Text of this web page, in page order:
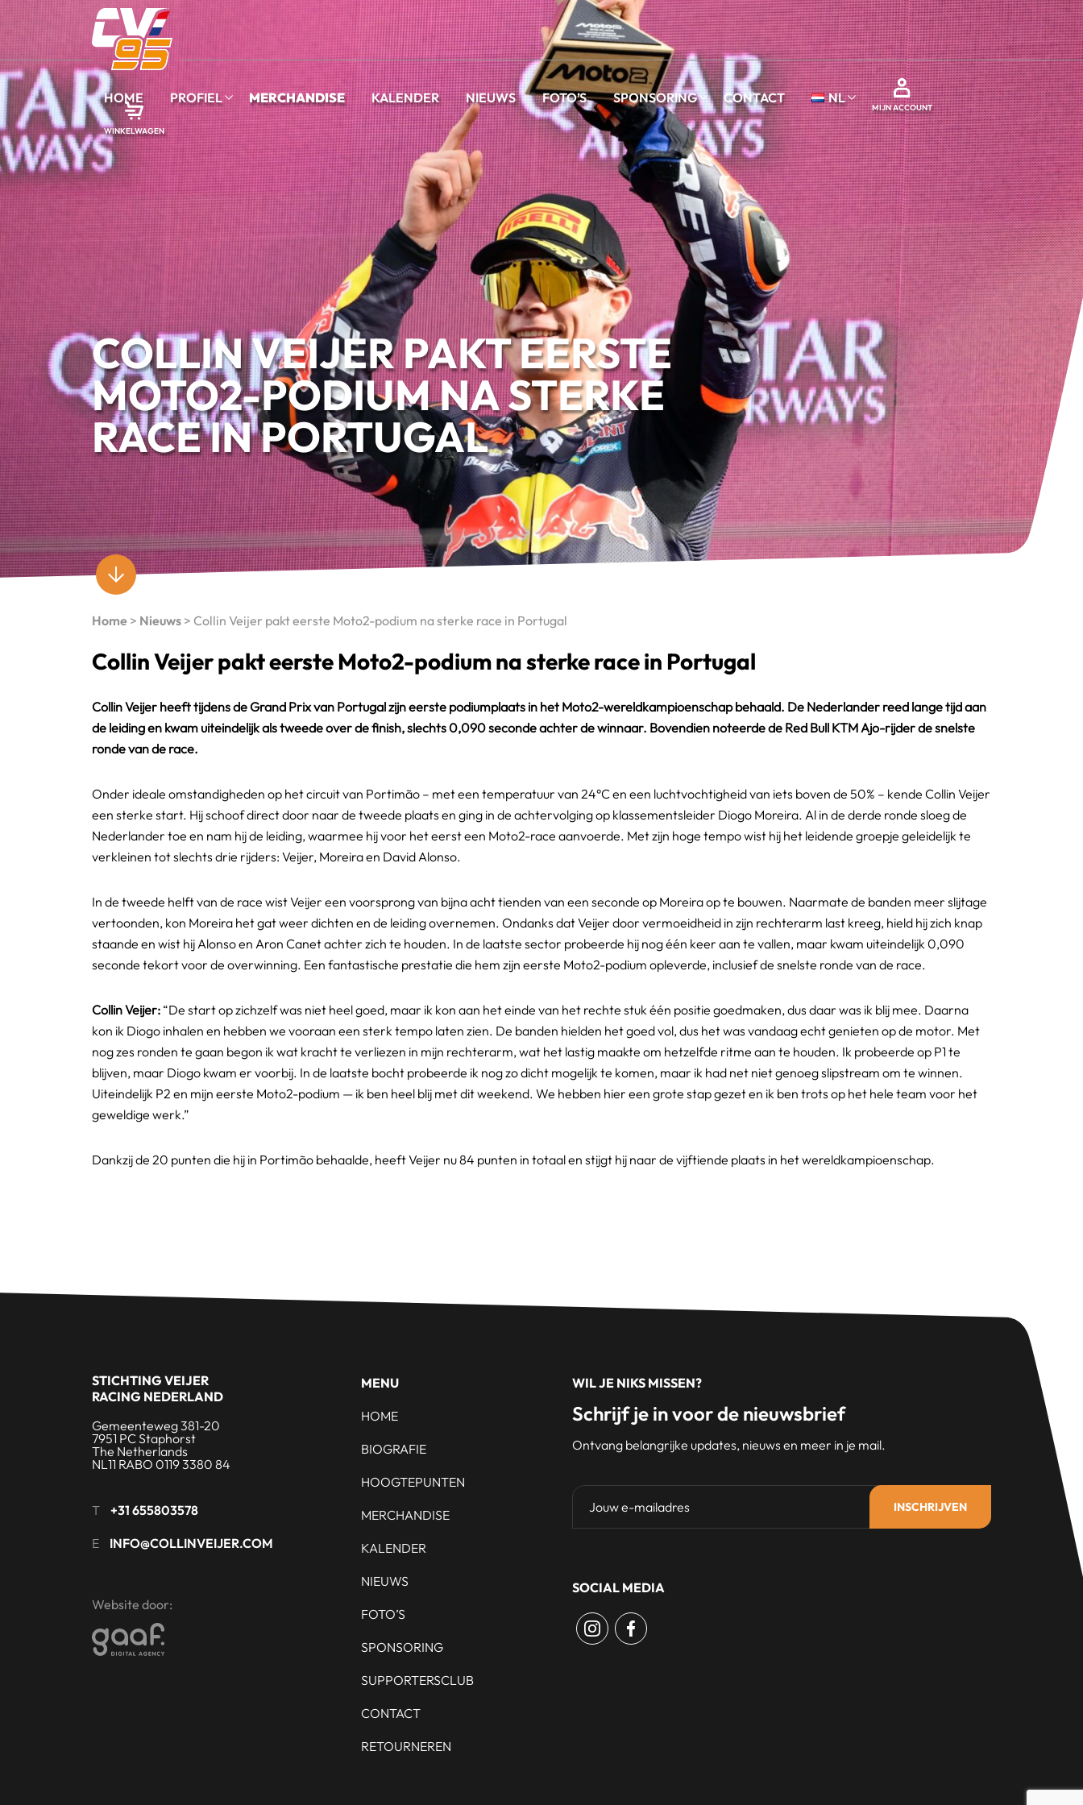
HOME PROFIEL MERCHANDISE KALENDER NIEUWS FOTO’S SPONSORING CONTACT NL
MIJN ACCOUNT
WINKELWAGEN
COLLIN VEIJER PAKT EERSTE
MOTO2-PODIUM NA STERKE
RACE IN PORTUGAL
Home > Nieuws > Collin Veijer pakt eerste Moto2-podium na sterke race in Portugal
Collin Veijer pakt eerste Moto2-podium na sterke race in Portugal
Collin Veijer heeft tijdens de Grand Prix van Portugal zijn eerste podiumplaats in het Moto2-wereldkampioenschap behaald. De Nederlander reed lange tijd aan
de leiding en kwam uiteindelijk als tweede over de finish, slechts 0,090 seconde achter de winnaar. Bovendien noteerde de Red Bull KTM Ajo-rijder de snelste
ronde van de race.
Onder ideale omstandigheden op het circuit van Portimão – met een temperatuur van 24°C en een luchtvochtigheid van iets boven de 50% – kende Collin Veijer
een sterke start. Hij schoof direct door naar de tweede plaats en ging in de achtervolging op klassementsleider Diogo Moreira. Al in de derde ronde sloeg de
Nederlander toe en nam hij de leiding, waarmee hij voor het eerst een Moto2-race aanvoerde. Met zijn hoge tempo wist hij het leidende groepje geleidelijk te
verkleinen tot slechts drie rijders: Veijer, Moreira en David Alonso.
In de tweede helft van de race wist Veijer een voorsprong van bijna acht tienden van een seconde op Moreira op te bouwen. Naarmate de banden meer slijtage
vertoonden, kon Moreira het gat weer dichten en de leiding overnemen. Ondanks dat Veijer door vermoeidheid in zijn rechterarm last kreeg, hield hij zich knap
staande en wist hij Alonso en Aron Canet achter zich te houden. In de laatste sector probeerde hij nog één keer aan te vallen, maar kwam uiteindelijk 0,090
seconde tekort voor de overwinning. Een fantastische prestatie die hem zijn eerste Moto2-podium opleverde, inclusief de snelste ronde van de race.
Collin Veijer: “De start op zichzelf was niet heel goed, maar ik kon aan het einde van het rechte stuk één positie goedmaken, dus daar was ik blij mee. Daarna
kon ik Diogo inhalen en hebben we vooraan een sterk tempo laten zien. De banden hielden het goed vol, dus het was vandaag echt genieten op de motor. Met
nog zes ronden te gaan begon ik wat kracht te verliezen in mijn rechterarm, wat het lastig maakte om hetzelfde ritme aan te houden. Ik probeerde op P1 te
blijven, maar Diogo kwam er voorbij. In de laatste bocht probeerde ik nog zo dicht mogelijk te komen, maar ik had net niet genoeg slipstream om te winnen.
Uiteindelijk P2 en mijn eerste Moto2-podium — ik ben heel blij met dit weekend. We hebben hier een grote stap gezet en ik ben trots op het hele team voor het
geweldige werk.”
Dankzij de 20 punten die hij in Portimão behaalde, heeft Veijer nu 84 punten in totaal en stijgt hij naar de vijftiende plaats in het wereldkampioenschap.
STICHTING VEIJER
RACING NEDERLAND
Gemeenteweg 381-20
7951 PC Staphorst
The Netherlands
NL11 RABO 0119 3380 84
T +31 655803578
E INFO@COLLINVEIJER.COM
Website door:
MENU
HOME
BIOGRAFIE
HOOGTEPUNTEN
MERCHANDISE
KALENDER
NIEUWS
FOTO’S
SPONSORING
SUPPORTERSCLUB
CONTACT
RETOURNEREN
WIL JE NIKS MISSEN?
Schrijf je in voor de nieuwsbrief
Ontvang belangrijke updates, nieuws en meer in je mail.
SOCIAL MEDIA